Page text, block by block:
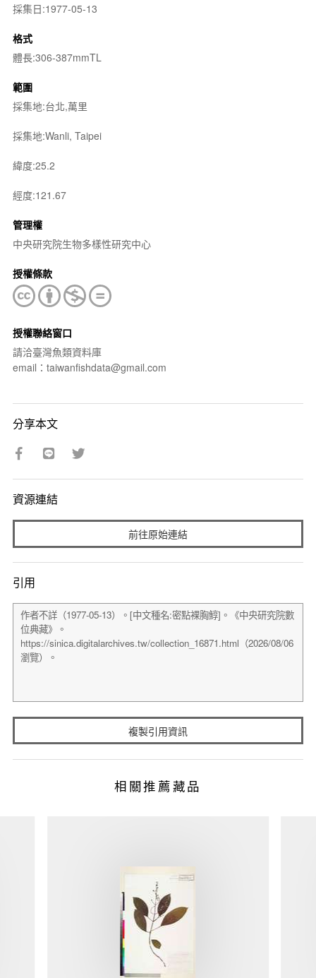
採集日:1977-05-13
格式
體長:306-387mmTL
範圍
採集地:台北,萬里
採集地:Wanli, Taipei
緯度:25.2
經度:121.67
管理權
中央研究院生物多樣性研究中心
授權條款
授權聯絡窗口
請洽臺灣魚類資料庫
email：taiwanfishdata@gmail.com
分享本文
資源連結
前往原始連結
引用
複製引用資訊
相關推薦藏品